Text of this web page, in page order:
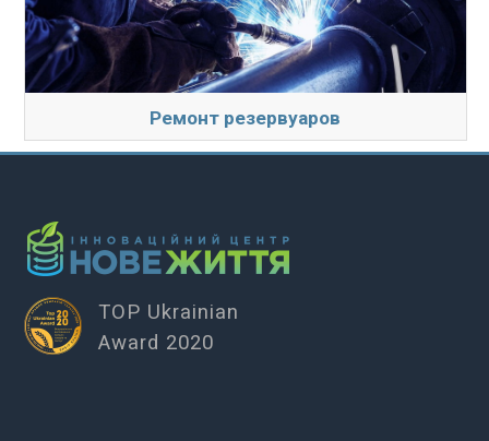
Ремонт резервуаров
TOP Ukrainian
Award 2020